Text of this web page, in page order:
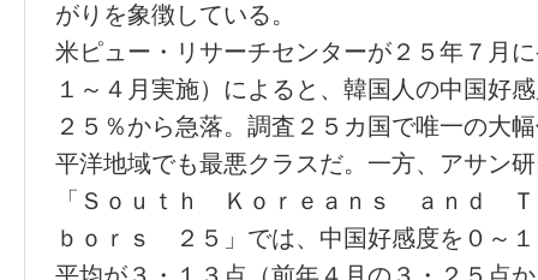
がりを象徴している。
米ピュー・リサーチセンターが２５年７月
１～４月実施）によると、韓国人の中国好
２５％から急落。調査２５カ国で唯一の大
平洋地域でも最悪クラスだ。一方、アサン
「Ｓｏｕｔｈ Ｋｏｒｅａｎｓ ａｎｄ
ｂｏｒｓ ２５」では、中国好感度を０～